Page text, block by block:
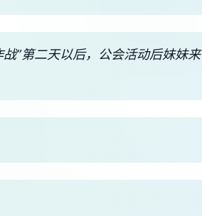
”第二天以后，公会活动后妹妹来